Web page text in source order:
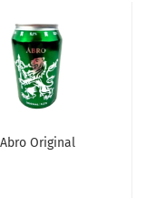
Abro Original